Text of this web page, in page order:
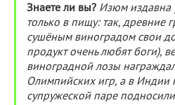
Знаете ли вы? Изюм издавна
только в пищу: так, древние
сушёным виноградом свои
продукт очень любят боги),
виноградной лозы
Олимпийских игр, а в Индии
супружеской паре